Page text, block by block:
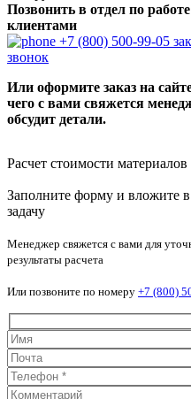
Позвонить в отдел по
клиентами
+7 (800) 500-99-05
звонок
Или оформите заказ на
чего с вами свяжется
обсудит детали.
Расчет стоимости материалов
Заполните форму и вложите
задачу
Менеджер свяжется с вами для
результаты расчета
Или позвоните по номеру +7 (800)